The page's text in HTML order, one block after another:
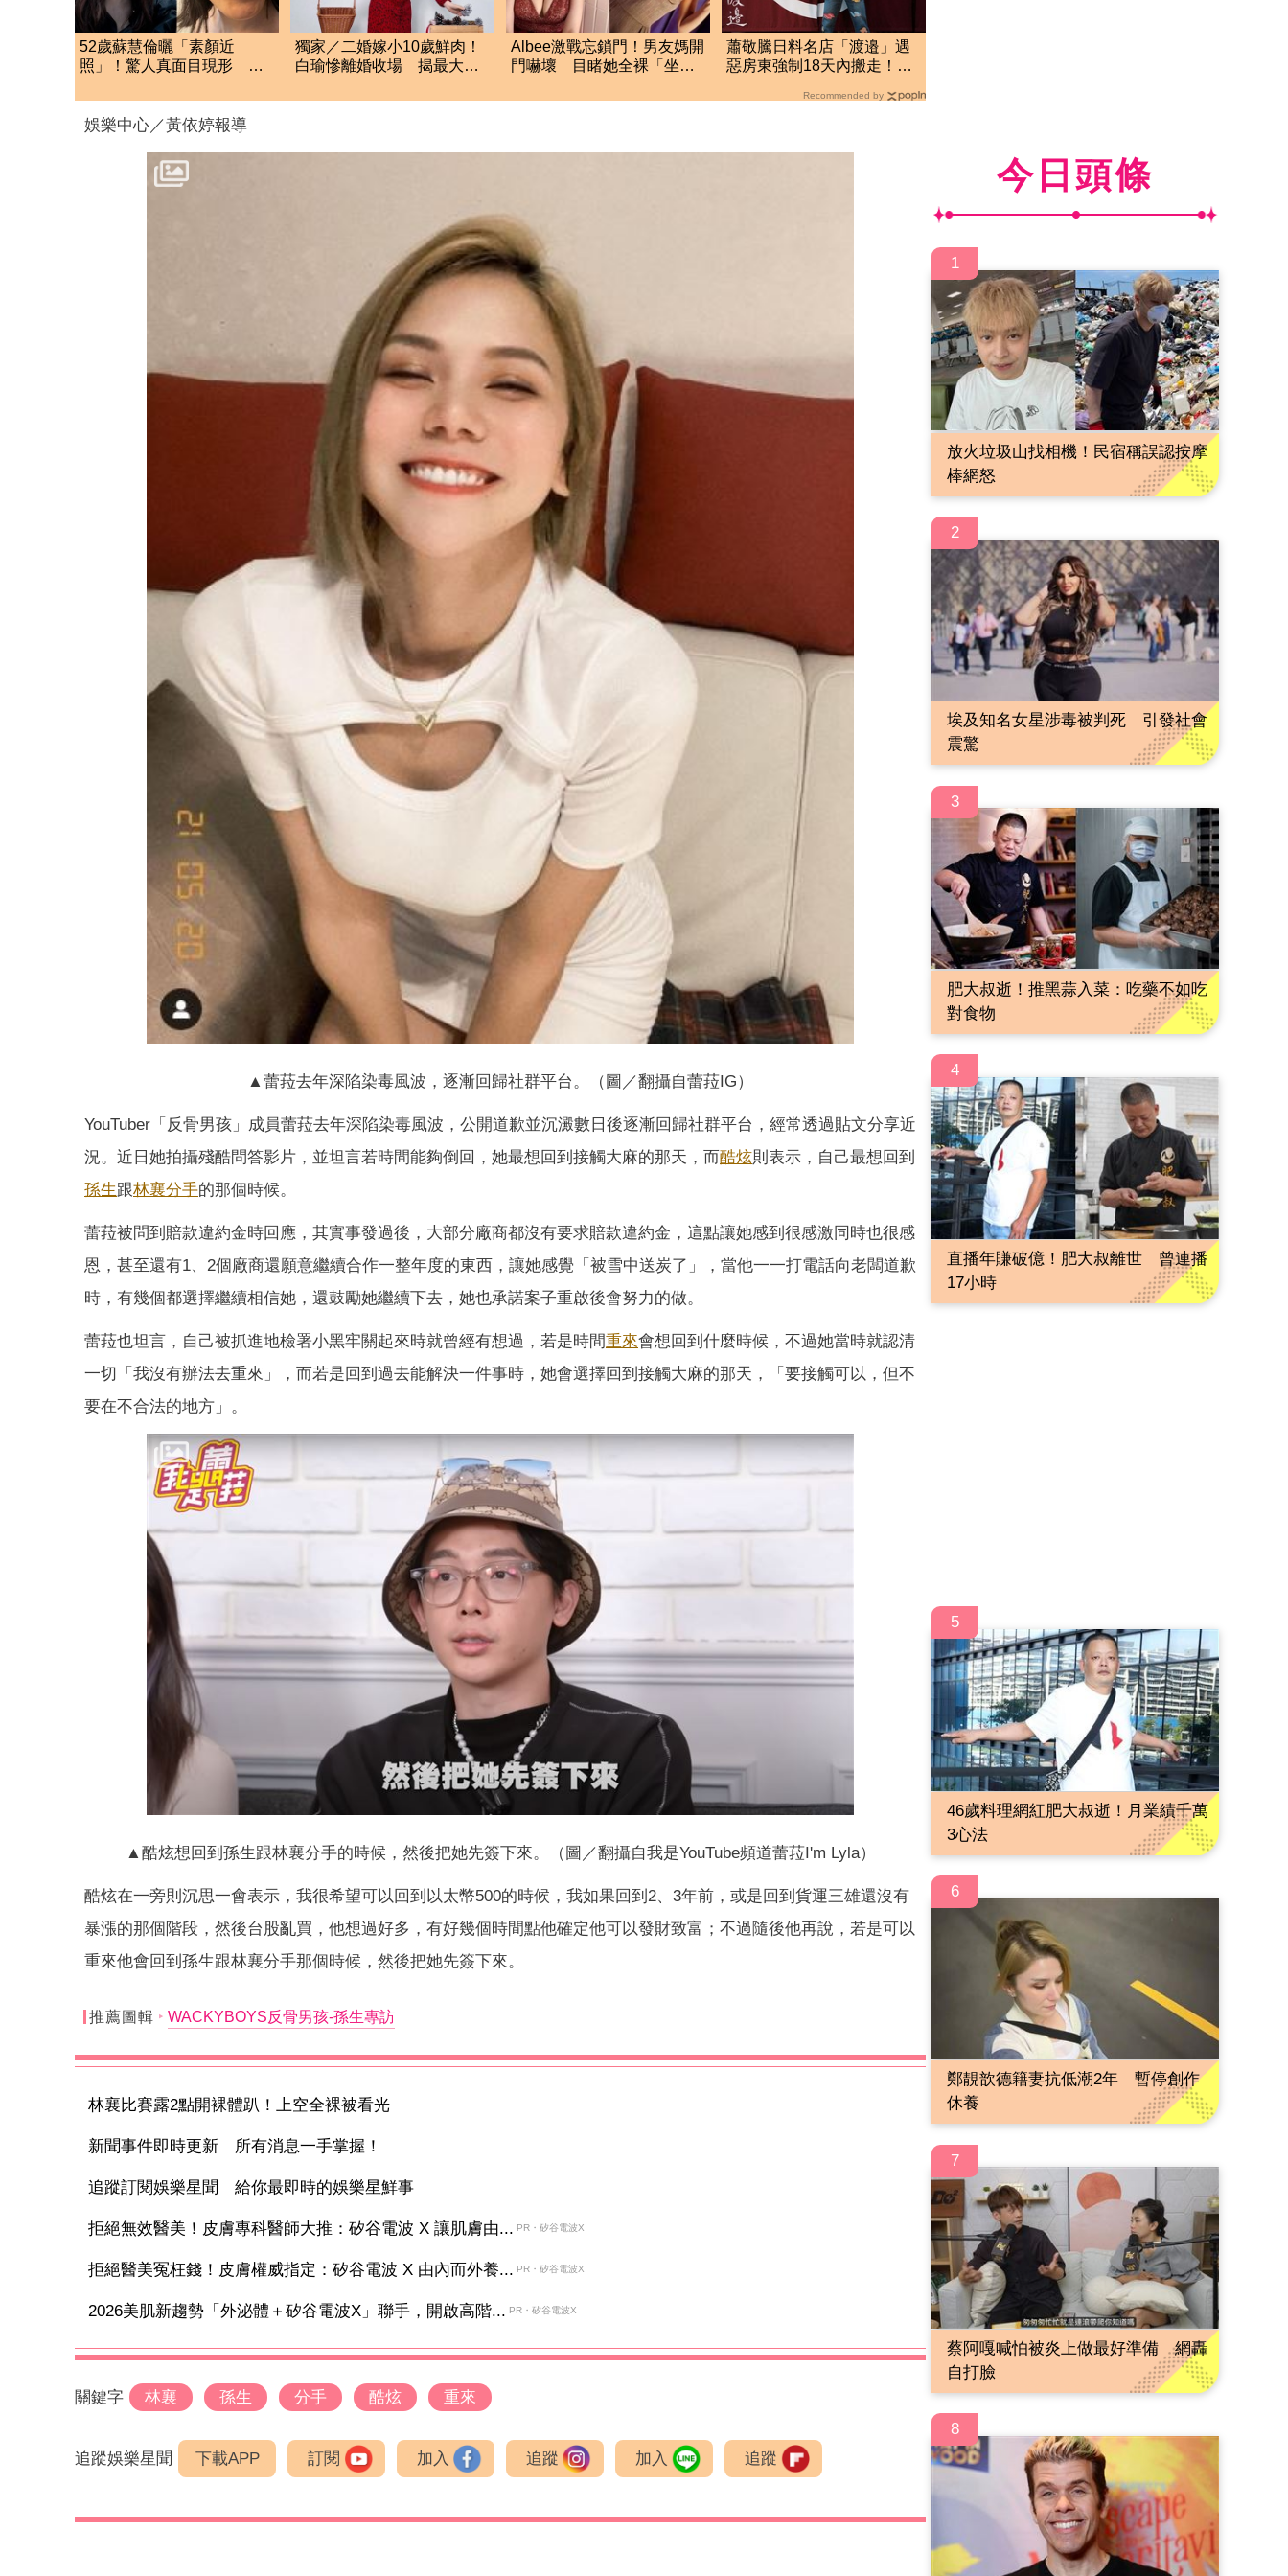
52歲蘇慧倫曬「素顏近
照」！驚人真面目現形 網
獨家／二婚嫁小10歲鮮肉！
白瑜慘離婚收場 揭最大關
Albee激戰忘鎖門！男友媽開
門嚇壞 目睹她全裸「坐她
蕭敬騰日料名店「渡邉」遇
惡房東強制18天內搬走！逼
Recommended by
娛樂中心／黃依婷報導
▲蕾菈去年深陷染毒風波，逐漸回歸社群平台。（圖／翻攝自蕾菈IG）
YouTuber「反骨男孩」成員蕾菈去年深陷染毒風波，公開道歉並沉澱數日後逐漸回歸社群平台，經常透過貼文分享近
況。近日她拍攝殘酷問答影片，並坦言若時間能夠倒回，她最想回到接觸大麻的那天，而酷炫則表示，自己最想回到
孫生跟林襄分手的那個時候。
蕾菈被問到賠款違約金時回應，其實事發過後，大部分廠商都沒有要求賠款違約金，這點讓她感到很感激同時也很感
恩，甚至還有1、2個廠商還願意繼續合作一整年度的東西，讓她感覺「被雪中送炭了」，當他一一打電話向老闆道歉
時，有幾個都選擇繼續相信她，還鼓勵她繼續下去，她也承諾案子重啟後會努力的做。
蕾菈也坦言，自己被抓進地檢署小黑牢關起來時就曾經有想過，若是時間重來會想回到什麼時候，不過她當時就認清
一切「我沒有辦法去重來」，而若是回到過去能解決一件事時，她會選擇回到接觸大麻的那天，「要接觸可以，但不
要在不合法的地方」。
▲酷炫想回到孫生跟林襄分手的時候，然後把她先簽下來。（圖／翻攝自我是YouTube頻道蕾菈I'm Lyla）
酷炫在一旁則沉思一會表示，我很希望可以回到以太幣500的時候，我如果回到2、3年前，或是回到貨運三雄還沒有
暴漲的那個階段，然後台股亂買，他想過好多，有好幾個時間點他確定他可以發財致富；不過隨後他再說，若是可以
重來他會回到孫生跟林襄分手那個時候，然後把她先簽下來。
推薦圖輯 WACKYBOYS反骨男孩-孫生專訪
林襄比賽露2點開裸體趴！上空全裸被看光
新聞事件即時更新 所有消息一手掌握！
追蹤訂閱娛樂星聞 給你最即時的娛樂星鮮事
拒絕無效醫美！皮膚專科醫師大推：矽谷電波 X 讓肌膚由... PR・矽谷電波X
拒絕醫美冤枉錢！皮膚權威指定：矽谷電波 X 由內而外養... PR・矽谷電波X
2026美肌新趨勢「外泌體＋矽谷電波X」聯手，開啟高階... PR・矽谷電波X
關鍵字 林襄 孫生 分手 酷炫 重來
追蹤娛樂星聞 下載APP 訂閱 加入 追蹤 加入 追蹤
今日頭條
1
放火垃圾山找相機！民宿稱誤認按摩
棒網怒
2
埃及知名女星涉毒被判死 引發社會
震驚
3
肥大叔逝！推黑蒜入菜：吃藥不如吃
對食物
4
直播年賺破億！肥大叔離世 曾連播
17小時
5
46歲料理網紅肥大叔逝！月業績千萬
3心法
6
鄭靚歆德籍妻抗低潮2年 暫停創作
休養
7
蔡阿嘎喊怕被炎上做最好準備 網轟
自打臉
8